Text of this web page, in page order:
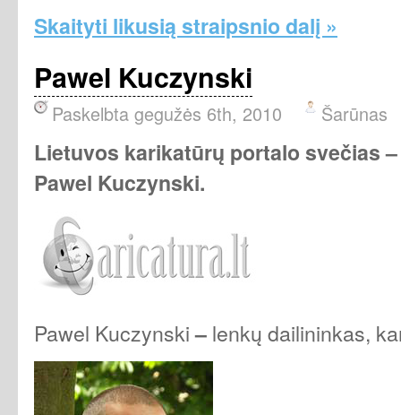
Skaityti likusią straipsnio dalį »
Pawel Kuczynski
Paskelbta gegužės 6th, 2010 Šarūnas
Lietuvos karikatūrų portalo svečias
Pawel Kuczynski.
Pawel Kuczynski– lenkų dailininkas,